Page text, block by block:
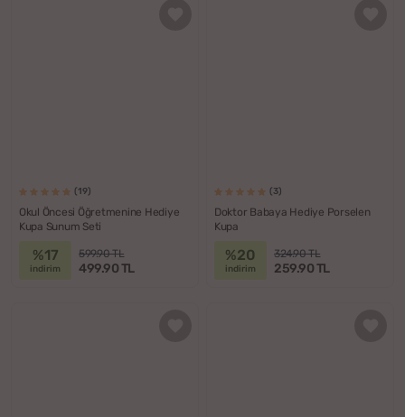
(19)
Okul Öncesi Öğretmenine Hediye
Kupa Sunum Seti
%17
indirim
599.90 TL
499.90 TL
(3)
Doktor Babaya Hediye Porselen
Kupa
%20
indirim
324.90 TL
259.90 TL